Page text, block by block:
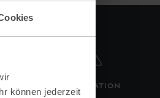
können jederzeit
TOP LOCATION